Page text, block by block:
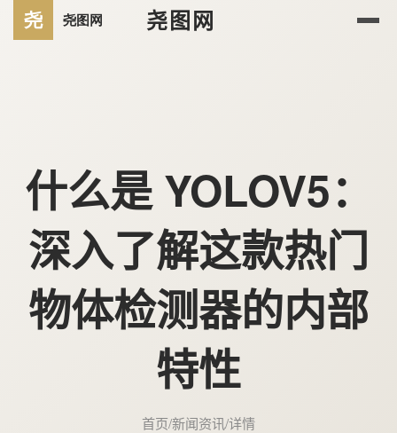
尧图网
什么是 YOLOV5：
深入了解这款热门
物体检测器的内部
特性
首页/新闻资讯/详情